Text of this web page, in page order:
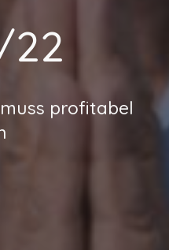
22
profitabel